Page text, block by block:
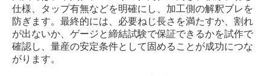
仕様、タップ有無などを明確にし、加工側の解釈ブレを
防ぎます。最終的には、必要ねじ長さを満たすか、割れ
が出ないか、ゲージと締結試験で保証できるかを試作で
確認し、量産の安定条件として固めることが成功につな
がります。